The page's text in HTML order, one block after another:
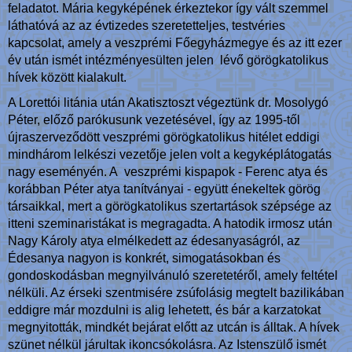
feladatot. Mária kegyképének érkeztekor így vált szemmel
láthatóvá az az évtizedes szeretetteljes, testvéries
kapcsolat, amely a veszprémi Főegyházmegye és az itt ezer
év után ismét intézményesülten jelen lévő görögkatolikus
hívek között kialakult.
A Lorettói litánia után Akatisztoszt végeztünk dr. Mosolygó
Péter, előző parókusunk vezetésével, így az 1995-től
újraszerveződött veszprémi görögkatolikus hitélet eddigi
mindhárom lelkészi vezetője jelen volt a kegyképlátogatás
nagy eseményén. A veszprémi kispapok - Ferenc atya és
korábban Péter atya tanítványai - együtt énekeltek görög
társaikkal, mert a görögkatolikus szertartások szépsége az
itteni szeminaristákat is megragadta. A hatodik irmosz után
Nagy Károly atya elmélkedett az édesanyaságról, az
Édesanya nagyon is konkrét, simogatásokban és
gondoskodásban megnyilvánuló szeretetéről, amely feltétel
nélküli. Az érseki szentmisére zsúfolásig megtelt bazilikában
eddigre már mozdulni is alig lehetett, és bár a karzatokat
megnyitották, mindkét bejárat előtt az utcán is álltak. A hívek
szünet nélkül járultak ikoncsókolásra. Az Istenszülő ismét